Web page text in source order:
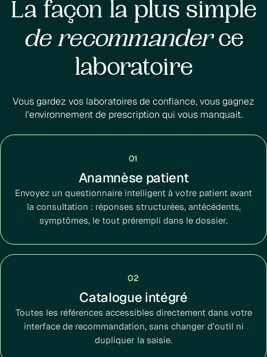
La façon la plus simple
de recommanderce
laboratoire
Vous gardez vos laboratoires de confiance, vous gagnez
l'environnement de prescription qui vous manquait.
01
Anamnèse patient
Envoyez un questionnaire intelligent à votre patient avant
la consultation : réponses structurées, antécédents,
symptômes, le tout prérempli dans le dossier.
02
Catalogue intégré
Toutes les références accessibles directement dans votre
interface de recommandation, sans changer d'outil ni
dupliquer la saisie.